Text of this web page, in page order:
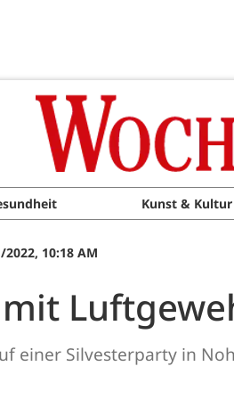
Kunst & Kultur
10:18 AM
einer Silvesterparty in